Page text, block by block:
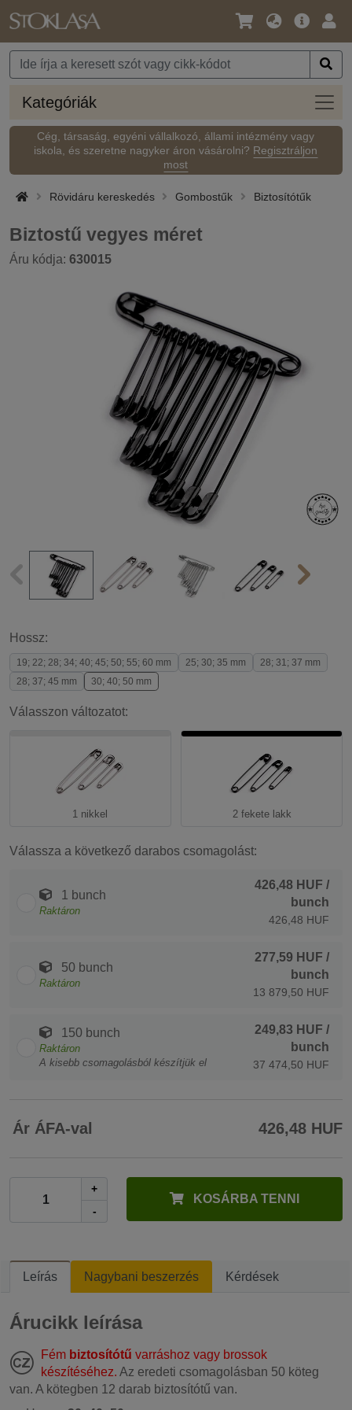
Nyelv
Pénznem
Fő
Kategóriák
Cég, társaság, egyéni vállalkozó, állami intézmény vagy
iskola, és szeretne nagyker áron vásárolni? Regisztráljon
most
Rövidáru kereskedés Gombostűk Biztosítótűk
Biztostű vegyes méret
Áru kódja: 630015
Hossz:
19; 22; 28; 34; 40; 45; 50; 55; 60 mm 25; 30; 35 mm
28; 31; 37 mm
28; 37; 45 mm
30; 40; 50 mm
Válasszon változatot:
1 nikkel 2 fekete lakk
Válassza a következő darabos csomagolást:
1 bunch
Raktáron
426,48 HUF /
bunch
426,48 HUF
50 bunch
Raktáron
277,59 HUF /
bunch
13 879,50 HUF
150 bunch
Raktáron
A kisebb csomagolásból készítjük el
249,83 HUF /
bunch
37 474,50 HUF
Ár ÁFA-val 426,48 HUF
+
-
KOSÁRBA TENNI
Leírás Nagybani beszerzés Kérdések
Árucikk leírása
Fém biztosítótű varráshoz vagy brossok
készítéséhez. Az eredeti csomagolásban 50 köteg
van. A kötegben 12 darab biztosítótű van.